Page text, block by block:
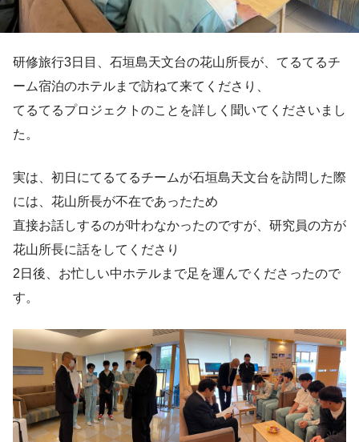
研修旅行3日目、石垣島天文台の花山所長が、てるてるチ
ーム宿泊のホテルまで訪ねて来てくださり、
てるてるプロジェクトのことを詳しく聞いてくださいまし
た。
実は、初日にてるてるチームが石垣島天文台を訪問した際
には、花山所長が不在であったため
直接お話しするのが叶わなかったのですが、研究員の方が
花山所長に話をしてくださり
2日後、お忙しい中ホテルまで足を運んでくださったので
す。